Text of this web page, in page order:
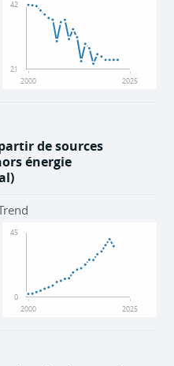
2000 2025
21
42
de sources
énergie
2000 2025
0
45